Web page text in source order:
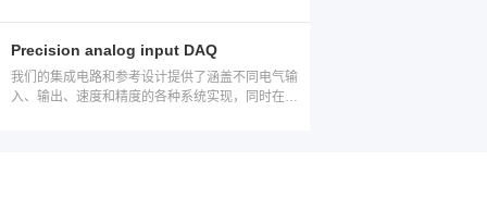
Precision analog input DAQ
我们的集成电路和参考设计提供了涵盖不同电气输
入、输出、速度和精度的各种系统实现，同时在设